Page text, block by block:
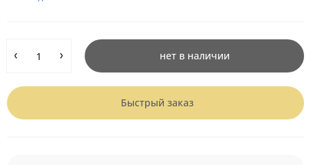
нет в наличии
Быстрый заказ